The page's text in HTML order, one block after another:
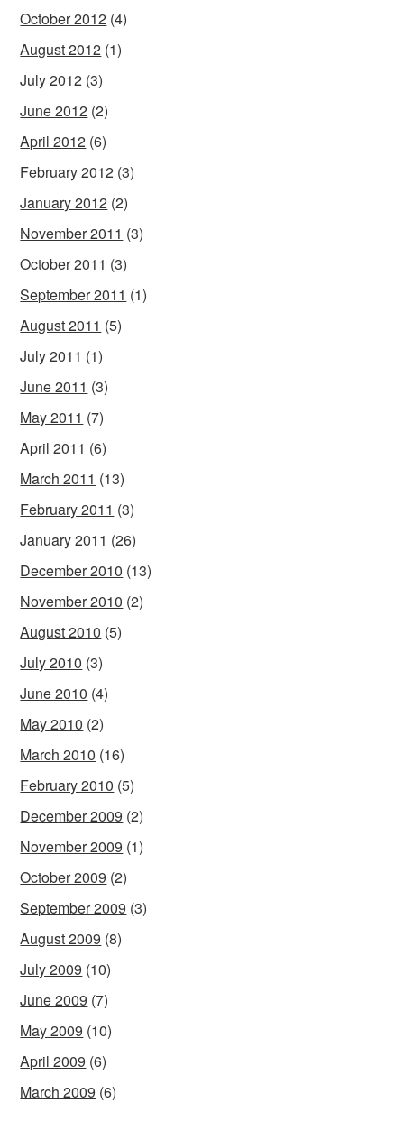
October 2012 (4)
August 2012 (1)
July 2012 (3)
June 2012 (2)
April 2012 (6)
February 2012 (3)
January 2012 (2)
November 2011 (3)
October 2011 (3)
September 2011 (1)
August 2011 (5)
July 2011 (1)
June 2011 (3)
May 2011 (7)
April 2011 (6)
March 2011 (13)
February 2011 (3)
January 2011 (26)
December 2010 (13)
November 2010 (2)
August 2010 (5)
July 2010 (3)
June 2010 (4)
May 2010 (2)
March 2010 (16)
February 2010 (5)
December 2009 (2)
November 2009 (1)
October 2009 (2)
September 2009 (3)
August 2009 (8)
July 2009 (10)
June 2009 (7)
May 2009 (10)
April 2009 (6)
March 2009 (6)